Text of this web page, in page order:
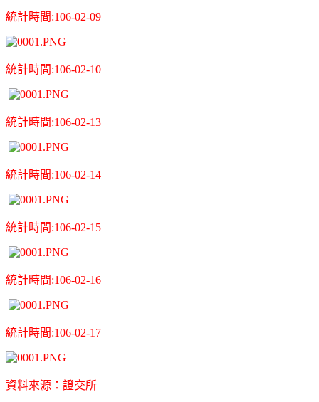
統計時間:106-02-09
統計時間:106-02-10
統計時間:106-02-13
統計時間:106-02-14
統計時間:106-02-15
統計時間:106-02-16
統計時間:106-02-17
資料來源：證交所